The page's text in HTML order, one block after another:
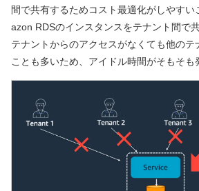
間で共有するためコスト最適化がしやすい
azon RDSのインスタンスをテナント間で
テナントからのアクセスがなくても他のテ
ことも多いため、アイドル時間がそもそも